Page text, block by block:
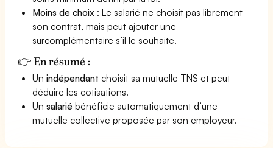
Moins de choix : Le salarié ne choisit pas librement
son contrat, mais peut ajouter une
surcomplémentaire s’il le souhaite.
👉 En résumé :
Unindépendant choisit sa mutuelle TNS et peut
déduire les cotisations.
Unsalarié bénéficie automatiquement d’une
mutuelle collective proposée par son employeur.